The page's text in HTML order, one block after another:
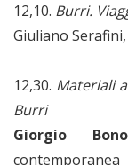
12,10. Burri.
Giuliano
12,30. Materiali
Burri
Giorgio
contemporanea